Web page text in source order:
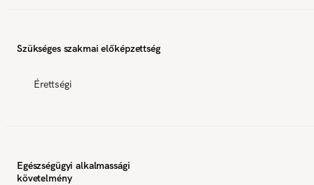
Szükséges szakmai előképzettség
Érettségi
Egészségügyi alkalmassági
követelmény